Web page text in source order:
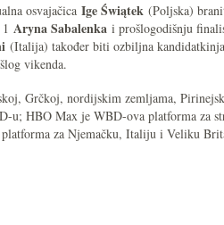
osvajačica Ige Świątek (Poljska)
Aryna Sabalenka i prošlogodišnju
(Italija) također biti ozbiljna
vikenda.
Grčkoj, nordijskim zemljama,
u; HBO Max je WBD-ova platforma za
za Njemačku, Italiju i Veliku